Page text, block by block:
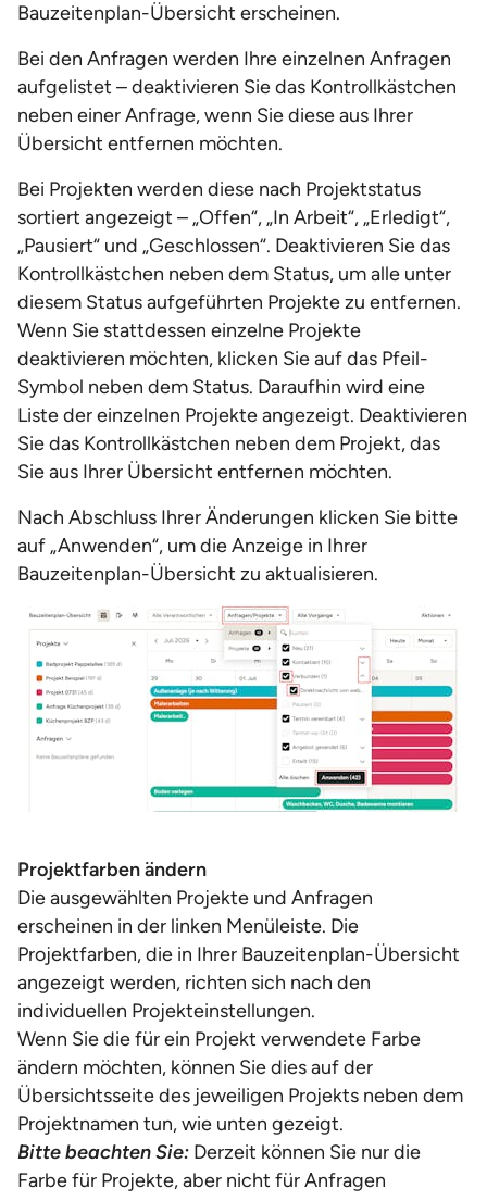
Bauzeitenplan-Übersicht erscheinen.
Bei den Anfragen werden Ihre einzelnen Anfragen
aufgelistet – deaktivieren Sie das Kontrollkästchen
neben einer Anfrage, wenn Sie diese aus Ihrer
Übersicht entfernen möchten.
Bei Projekten werden diese nach Projektstatus
sortiert angezeigt – „Offen“, „In Arbeit“, „Erledigt“,
„Pausiert“ und „Geschlossen“. Deaktivieren Sie das
Kontrollkästchen neben dem Status, um alle unter
diesem Status aufgeführten Projekte zu entfernen.
Wenn Sie stattdessen einzelne Projekte
deaktivieren möchten, klicken Sie auf das Pfeil-
Symbol neben dem Status. Daraufhin wird eine
Liste der einzelnen Projekte angezeigt. Deaktivieren
Sie das Kontrollkästchen neben dem Projekt, das
Sie aus Ihrer Übersicht entfernen möchten.
Nach Abschluss Ihrer Änderungen klicken Sie bitte
auf „Anwenden“, um die Anzeige in Ihrer
Bauzeitenplan-Übersicht zu aktualisieren.
Projektfarben ändern
Die ausgewählten Projekte und Anfragen
erscheinen in der linken Menüleiste. Die
Projektfarben, die in Ihrer Bauzeitenplan-Übersicht
angezeigt werden, richten sich nach den
individuellen Projekteinstellungen.
Wenn Sie die für ein Projekt verwendete Farbe
ändern möchten, können Sie dies auf der
Übersichtsseite des jeweiligen Projekts neben dem
Projektnamen tun, wie unten gezeigt.
Bitte beachten Sie: Derzeit können Sie nur die
Farbe für Projekte, aber nicht für Anfragen